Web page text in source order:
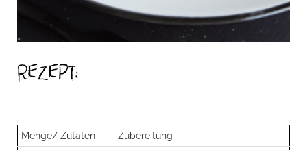
Rezept:
Menge/ Zutaten
Zubereitung